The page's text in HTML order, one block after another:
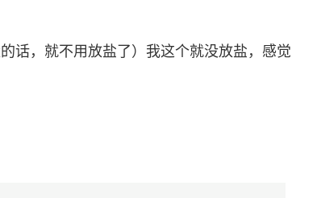
话，就不用放盐了）我这个就没放盐，感觉